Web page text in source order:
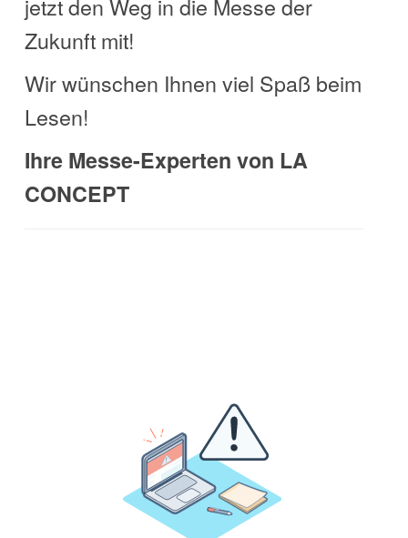
jetzt den Weg in die Messe der
Zukunft mit!
Wir wünschen Ihnen viel Spaß beim
Lesen!
Ihre Messe-Experten von LA
CONCEPT